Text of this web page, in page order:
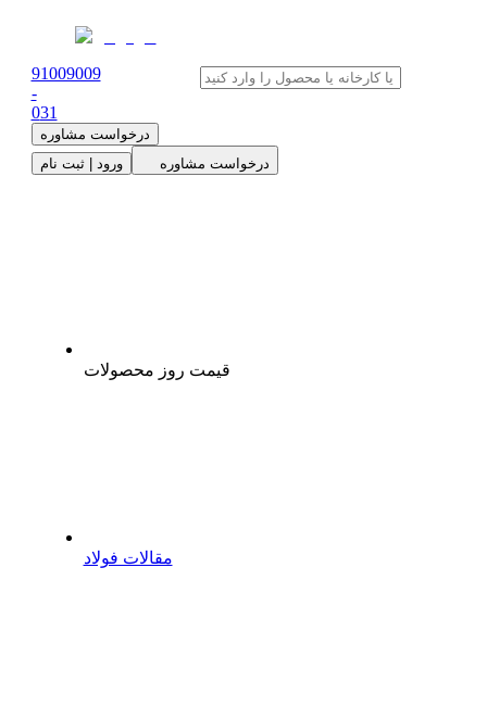
91009009
-
031
درخواست مشاوره
ورود | ثبت نام
درخواست مشاوره
قیمت روز محصولات
مقالات فولاد